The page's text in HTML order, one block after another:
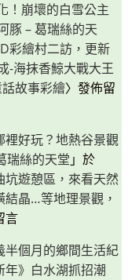
！崩壞的白雪公主
豚 – 葛瑞絲的天
彩繪村二訪，更新
-海抹香鯨大戰大王
故事彩繪〉發佈留
裡好玩？地熱谷景觀
瑞絲的天堂 」於
坑遊憩區，來看天然
晶…等地理景觀，
言
半個月的鄉間生活紀
年》白水湖抓招潮